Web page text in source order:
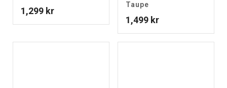
1,299 kr
Taupe
1,499 kr